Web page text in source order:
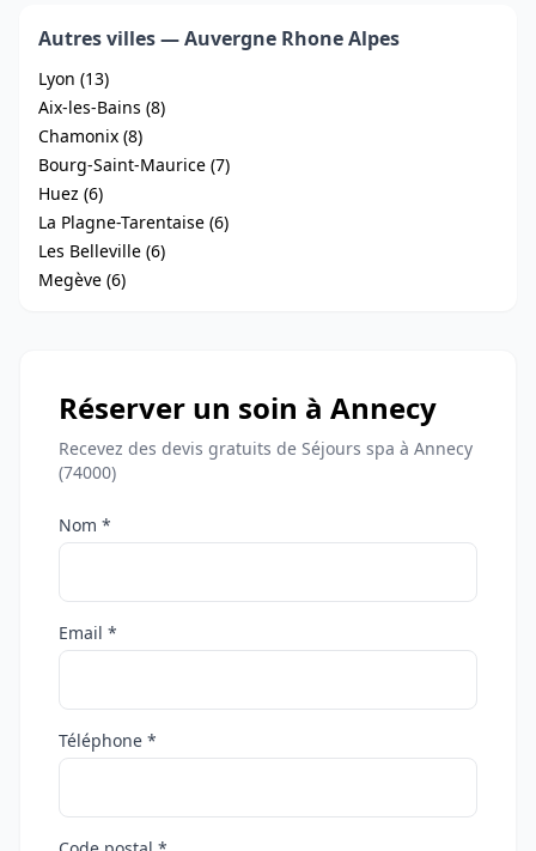
Autres villes — Auvergne Rhone Alpes
Lyon (13)
Aix-les-Bains (8)
Chamonix (8)
Bourg-Saint-Maurice (7)
Huez (6)
La Plagne-Tarentaise (6)
Les Belleville (6)
Megève (6)
Réserver un soin à Annecy
Recevez des devis gratuits de Séjours spa à Annecy
(74000)
Nom *
Email *
Téléphone *